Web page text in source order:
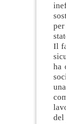
Il
ha
del